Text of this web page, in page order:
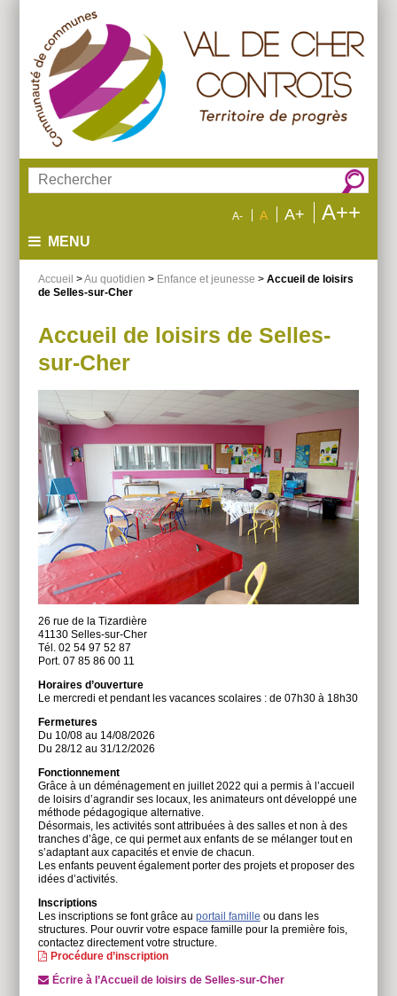
menu
contenu
recherche
Rechercher :
A- A A+ A++
MENU
Accueil >Au quotidien > Enfance et jeunesse > Accueil de loisirs
de Selles-sur-Cher
Accueil de loisirs de Selles-
sur-Cher
26 rue de la Tizardière
41130 Selles-sur-Cher
Tél. 02 54 97 52 87
Port. 07 85 86 00 11
Horaires d’ouverture
Le mercredi et pendant les vacances scolaires : de 07h30 à 18h30
Fermetures
Du 10/08 au 14/08/2026
Du 28/12 au 31/12/2026
Fonctionnement
Grâce à un déménagement en juillet 2022 qui a permis à l’accueil
de loisirs d’agrandir ses locaux, les animateurs ont développé une
méthode pédagogique alternative.
Désormais, les activités sont attribuées à des salles et non à des
tranches d’âge, ce qui permet aux enfants de se mélanger tout en
s’adaptant aux capacités et envie de chacun.
Les enfants peuvent également porter des projets et proposer des
idées d’activités.
Inscriptions
Les inscriptions se font grâce au portail famille ou dans les
structures. Pour ouvrir votre espace famille pour la première fois,
contactez directement votre structure.
Procédure d’inscription
Écrire à l’Accueil de loisirs de Selles-sur-Cher